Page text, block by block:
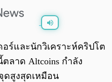
/0:00
ดอร์และนักวิเคราะห์คริปโต
ลาด Altcoins กำลัง
ดสูงสุดเหมือน